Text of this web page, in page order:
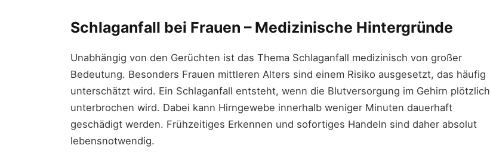
Schlaganfall bei Frauen – Medizinische Hintergründe
Unabhängig von den Gerüchten ist das Thema Schlaganfall medizinisch von großer
Bedeutung. Besonders Frauen mittleren Alters sind einem Risiko ausgesetzt, das häufig
unterschätzt wird. Ein Schlaganfall entsteht, wenn die Blutversorgung im Gehirn plötzlich
unterbrochen wird. Dabei kann Hirngewebe innerhalb weniger Minuten dauerhaft
geschädigt werden. Frühzeitiges Erkennen und sofortiges Handeln sind daher absolut
lebensnotwendig.